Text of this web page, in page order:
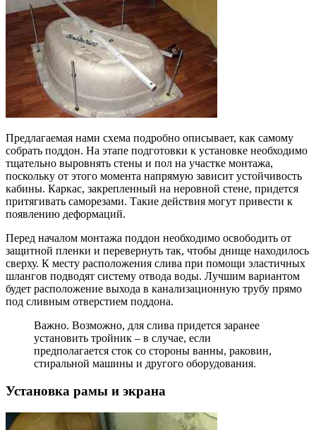
Предлагаемая нами схема подробно описывает, как самому
собрать поддон. На этапе подготовки к установке необходимо
тщательно выровнять стены и пол на участке монтажа,
поскольку от этого момента напрямую зависит устойчивость
кабины. Каркас, закрепленный на неровной стене, придется
притягивать саморезами. Такие действия могут привести к
появлению деформаций.
Перед началом монтажа поддон необходимо освободить от
защитной пленки и перевернуть так, чтобы днище находилось
сверху. К месту расположения слива при помощи эластичных
шлангов подводят систему отвода воды. Лучшим вариантом
будет расположение выхода в канализационную трубу прямо
под сливным отверстием поддона.
Важно. Возможно, для слива придется заранее
установить тройник – в случае, если
предполагается сток со стороны ванны, раковин,
стиральной машины и другого оборудования.
Установка рамы и экрана